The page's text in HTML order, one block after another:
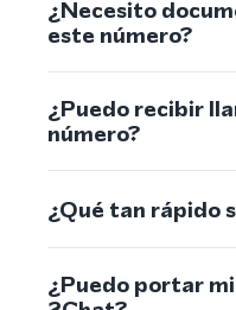
¿Necesito
este número?
¿Puedo recibir
número?
¿Qué tan rápido
¿Puedo portar